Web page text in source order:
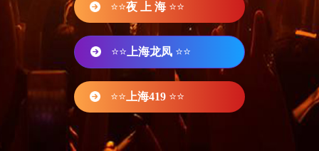
⭐⭐夜 上 海 ⭐⭐
⭐⭐ 上海龙凤 ⭐⭐
⭐⭐ 上海419 ⭐⭐